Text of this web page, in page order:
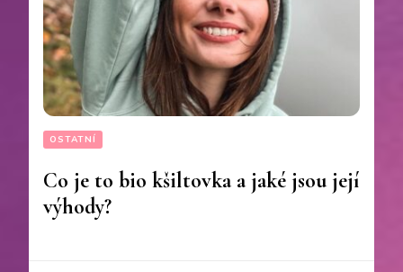
OSTATNÍ
Co je to bio kšiltovka a jaké jsou její
výhody?